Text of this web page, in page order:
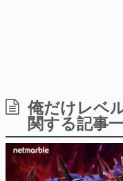
日本のコン
画です。
日本モ
日本のモバ
ルを網羅す
解説を掲載
俺だけレベ
関する記事